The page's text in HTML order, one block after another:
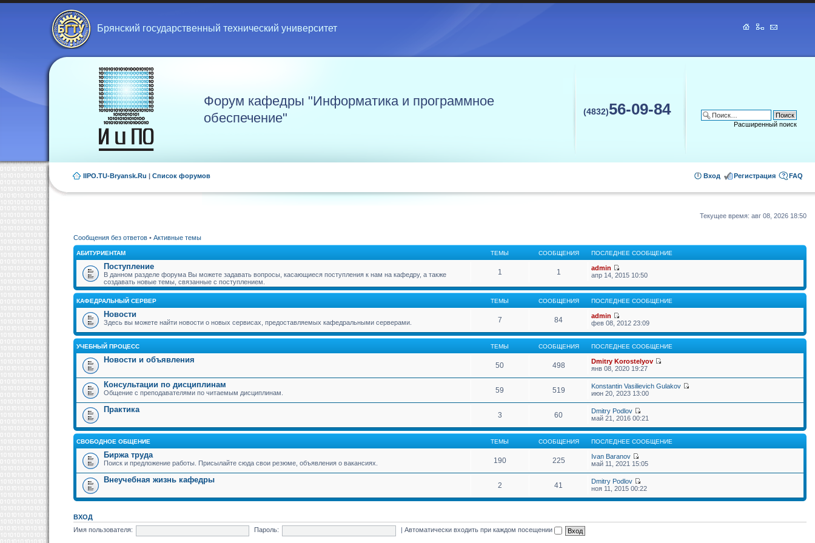
Брянский государственный технический университет
Форум кафедры "Информатика и программное
обеспечение"
(4832)56-09-84
Расширенный поиск
IIPO.TU-Bryansk.Ru | Список форумов FAQ
Регистрация
Вход
Текущее время: авг 08, 2026 18:50
Сообщения без ответов • Активные темы
АБИТУРИЕНТАМ ТЕМЫ СООБЩЕНИЯ ПОСЛЕДНЕЕ СООБЩЕНИЕ
Поступление
В данном разделе форума Вы можете задавать вопросы, касающиеся поступления к нам на кафедру, а также
создавать новые темы, связанные с поступлением.
1 1
admin
апр 14, 2015 10:50
КАФЕДРАЛЬНЫЙ СЕРВЕР ТЕМЫ СООБЩЕНИЯ ПОСЛЕДНЕЕ СООБЩЕНИЕ
Новости
Здесь вы можете найти новости о новых сервисах, предоставляемых кафедральными серверами. 7 84
admin
фев 08, 2012 23:09
УЧЕБНЫЙ ПРОЦЕСС ТЕМЫ СООБЩЕНИЯ ПОСЛЕДНЕЕ СООБЩЕНИЕ
Новости и объявления
50 498
Dmitry Korostelyov
янв 08, 2020 19:27
Консультации по дисциплинам
Общение с преподавателями по читаемым дисциплинам. 59 519
Konstantin Vasilievich Gulakov
июн 20, 2023 13:00
Практика
3 60
Dmitry Podlov
май 21, 2016 00:21
СВОБОДНОЕ ОБЩЕНИЕ ТЕМЫ СООБЩЕНИЯ ПОСЛЕДНЕЕ СООБЩЕНИЕ
Биржа труда
Поиск и предложение работы. Присылайте сюда свои резюме, объявления о вакансиях. 190 225
Ivan Baranov
май 11, 2021 15:05
Внеучебная жизнь кафедры
2 41
Dmitry Podlov
ноя 11, 2015 00:22
ВХОД
Имя пользователя:
Пароль: Автоматически входить при каждом посещении